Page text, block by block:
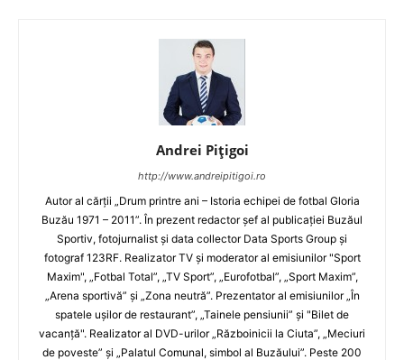
Andrei Pițigoi
http://www.andreipitigoi.ro
Autor al cărţii „Drum printre ani – Istoria echipei de fotbal Gloria
Buzău 1971 – 2011”. În prezent redactor şef al publicaţiei Buzăul
Sportiv, fotojurnalist şi data collector Data Sports Group şi
fotograf 123RF. Realizator TV şi moderator al emisiunilor "Sport
Maxim", „Fotbal Total”, „TV Sport”, „Eurofotbal”, „Sport Maxim”,
„Arena sportivă” şi „Zona neutră”. Prezentator al emisiunilor „În
spatele uşilor de restaurant”, „Tainele pensiunii” şi "Bilet de
vacanţă". Realizator al DVD-urilor „Războinicii la Ciuta”, „Meciuri
de poveste” şi „Palatul Comunal, simbol al Buzăului”. Peste 200